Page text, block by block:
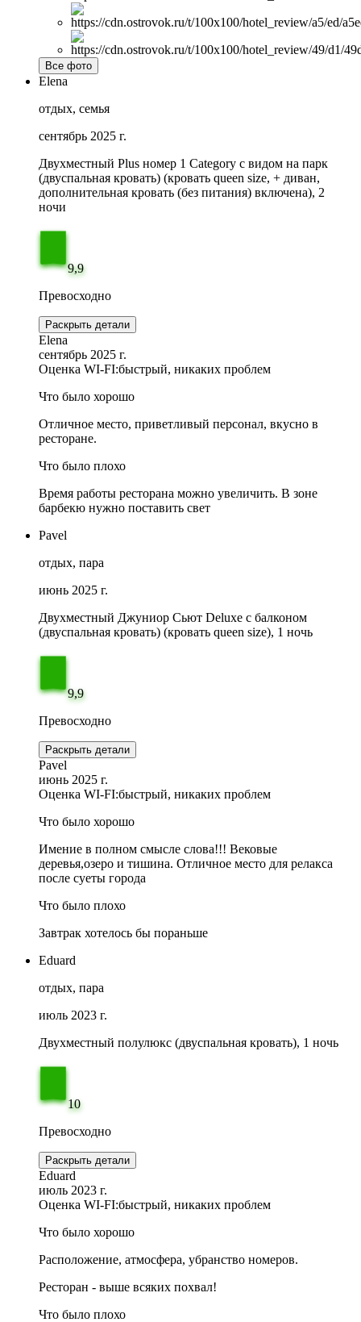
Все фото
Elena
отдых, семья
сентябрь 2025 г.
Двухместный Plus номер 1 Category с видом на парк
(двуспальная кровать) (кровать queen size, + диван,
дополнительная кровать (без питания) включена), 2
ночи
9,9
Превосходно
Раскрыть детали
Elena
сентябрь 2025 г.
Оценка WI-FI:быстрый, никаких проблем
Что было хорошо
Отличное место, приветливый персонал, вкусно в
ресторане.
Что было плохо
Время работы ресторана можно увеличить. В зоне
барбекю нужно поставить свет
Pavel
отдых, пара
июнь 2025 г.
Двухместный Джуниор Сьют Deluxe с балконом
(двуспальная кровать) (кровать queen size), 1 ночь
9,9
Превосходно
Раскрыть детали
Pavel
июнь 2025 г.
Оценка WI-FI:быстрый, никаких проблем
Что было хорошо
Имение в полном смысле слова!!! Вековые
деревья,озеро и тишина. Отличное место для релакса
после суеты города
Что было плохо
Завтрак хотелось бы пораньше
Eduard
отдых, пара
июль 2023 г.
Двухместный полулюкс (двуспальная кровать), 1 ночь
10
Превосходно
Раскрыть детали
Eduard
июль 2023 г.
Оценка WI-FI:быстрый, никаких проблем
Что было хорошо
Расположение, атмосфера, убранство номеров.
Ресторан - выше всяких похвал!
Что было плохо